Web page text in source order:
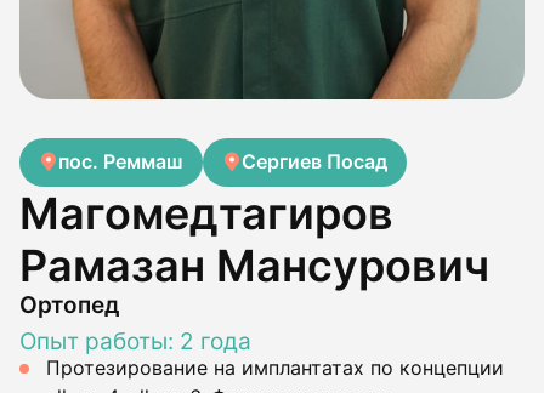
пос. Реммаш Сергиев Посад
Магомедтагиров
Рамазан Мансурович
Ортопед
Опыт работы: 2 года
Протезирование на имплантатах по концепции